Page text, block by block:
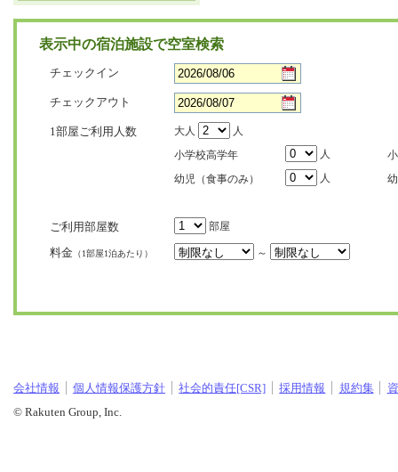
表示中の宿泊施設で空室検索
チェックイン
チェックアウト
1部屋ご利用人数 大人
人
小学校高学年
人
幼児（食事のみ）
人
ご利用部屋数 部屋
料金 （1部屋1泊あたり） ～
会社情報 個人情報保護方針 社会的責任[CSR] 採用情報 規約集
© Rakuten Group, Inc.